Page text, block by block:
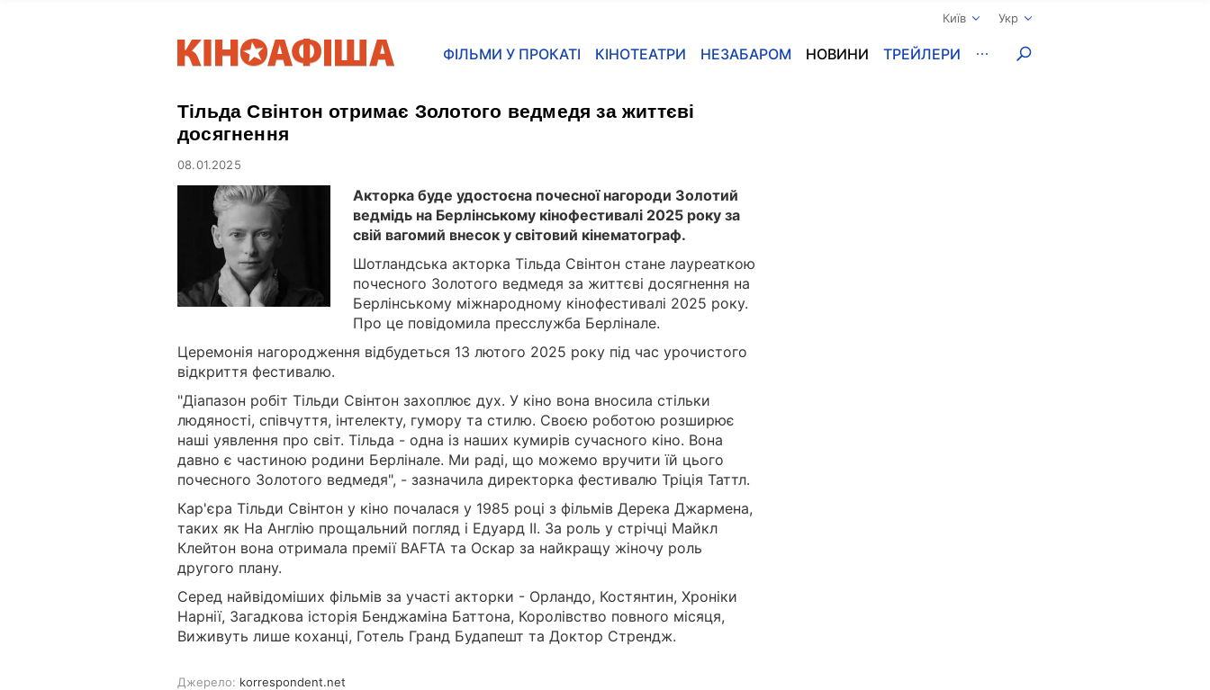
Київ Укр
ФІЛЬМИ У ПРОКАТІ КІНОТЕАТРИ НЕЗАБАРОМ НОВИНИ ТРЕЙЛЕРИ
Тільда Свінтон отримає Золотого ведмедя за життєві
досягнення
08.01.2025
Акторка буде удостоєна почесної нагороди Золотий
ведмідь на Берлінському кінофестивалі 2025 року за
свій вагомий внесок у світовий кінематограф.
Шотландська акторка Тільда Свінтон стане лауреаткою
почесного Золотого ведмедя за життєві досягнення на
Берлінському міжнародному кінофестивалі 2025 року.
Про це повідомила пресслужба Берлінале.
Церемонія нагородження відбудеться 13 лютого 2025 року під час урочистого
відкриття фестивалю.
"Діапазон робіт Тільди Свінтон захоплює дух. У кіно вона вносила стільки
людяності, співчуття, інтелекту, гумору та стилю. Своєю роботою розширює
наші уявлення про світ. Тільда - одна із наших кумирів сучасного кіно. Вона
давно є частиною родини Берлінале. Ми раді, що можемо вручити їй цього
почесного Золотого ведмедя", - зазначила директорка фестивалю Тріція Таттл.
Кар'єра Тільди Свінтон у кіно почалася у 1985 році з фільмів Дерека Джармена,
таких як На Англію прощальний погляд і Едуард II. За роль у стрічці Майкл
Клейтон вона отримала премії BAFTA та Оскар за найкращу жіночу роль
другого плану.
Серед найвідоміших фільмів за участі акторки - Орландо, Костянтин, Хроніки
Нарнії, Загадкова історія Бенджаміна Баттона, Королівство повного місяця,
Виживуть лише коханці, Готель Гранд Будапешт та Доктор Стрендж.
Джерело: korrespondent.net